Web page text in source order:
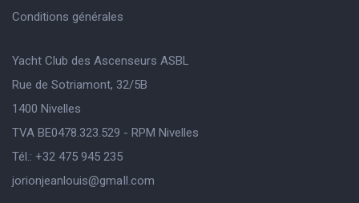
Conditions générales
Yacht Club des Ascenseurs ASBL
Rue de Sotriamont, 32/5B
1400 Nivelles
TVA BE0478.323.529 - RPM Nivelles
Tél.: +32 475 945 235
jorionjeanlouis@gmaIl.com